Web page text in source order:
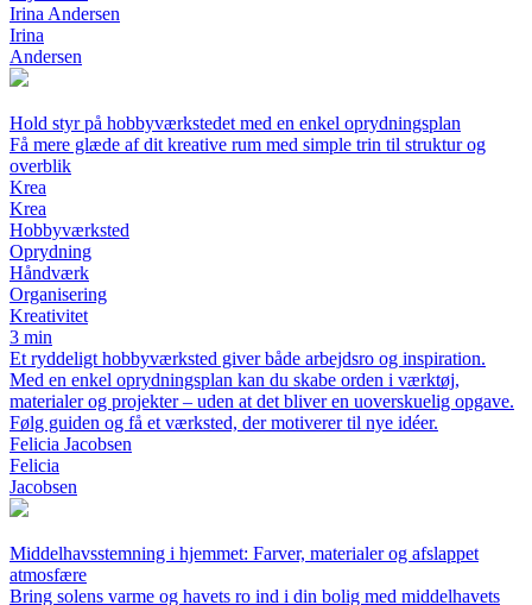
Irina Andersen
Irina
Andersen
Hold styr på hobbyværkstedet med en enkel oprydningsplan
Få mere glæde af dit kreative rum med simple trin til struktur og
overblik
Krea
Krea
Hobbyværksted
Oprydning
Håndværk
Organisering
Kreativitet
3 min
Et ryddeligt hobbyværksted giver både arbejdsro og inspiration.
Med en enkel oprydningsplan kan du skabe orden i værktøj,
materialer og projekter – uden at det bliver en uoverskuelig opgave.
Følg guiden og få et værksted, der motiverer til nye idéer.
Felicia Jacobsen
Felicia
Jacobsen
Middelhavsstemning i hjemmet: Farver, materialer og afslappet
atmosfære
Bring solens varme og havets ro ind i din bolig med middelhavets